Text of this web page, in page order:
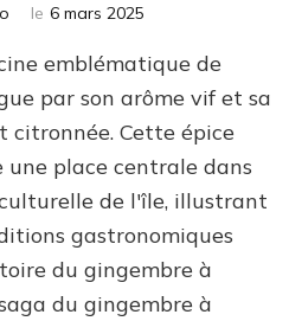
le 6 mars 2025
emblématique de
par son arôme vif et sa
citronnée. Cette épice
une place centrale dans
de l'île, illustrant
gastronomiques
du gingembre à
du gingembre à